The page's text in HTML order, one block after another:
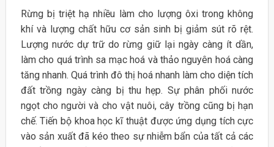
Rừng bị triệt hạ nhiều làm cho lượng ôxi trong không
khí và lượng chất hữu cơ sản sinh bị giảm sút rõ rệt.
Lượng nước dự trữ do rừng giữ lại ngày càng ít dần,
làm cho quá trình sa mạc hoá và thảo nguyên hoá càng
tăng nhanh. Quá trình đô thị hoá nhanh làm cho diện tích
đất trồng ngày càng bị thu hẹp. Sự phân phối nước
ngọt cho người và cho vật nuôi, cây trồng cũng bị hạn
chế. Tiến bộ khoa học kĩ thuật được ứng dụng tích cực
vào sản xuất đã kéo theo sự nhiễm bẩn của tất cả các